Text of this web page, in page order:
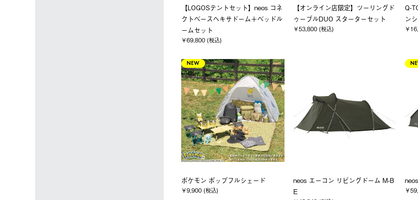
【LOGOSテントセット】neos コネ
クトベースヘキサドーム＋ベッドル
ームセット
￥69,800 (税込)
【オンライン店限定】ツーリングド
ゥーブルDUO スターターセット
￥53,800 (税込)
Q-
ン
￥
NEW
ポケモン ポップフルシェード
￥9,900 (税込)
neos エーコン リビングドーム M-B
E
￥